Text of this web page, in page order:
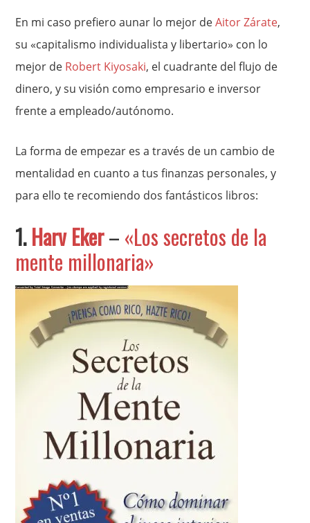
En mi caso prefiero aunar lo mejor deAitor Zárate,
su «capitalismo individualista y libertario» con lo
mejor de Robert Kiyosaki, el cuadrante del flujo de
dinero, y su visión como empresario e inversor
frente a empleado/autónomo.
La forma de empezar es a través de un cambio de
mentalidad en cuanto a tus finanzas personales, y
para ello te recomiendo dos fantásticos libros:
1.Harv Eker– «Los secretos de la
mente millonaria»